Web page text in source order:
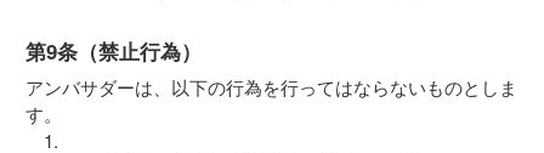
第9条（禁止行為）
アンバサダーは、以下の行為を行ってはならないものとしま
す。